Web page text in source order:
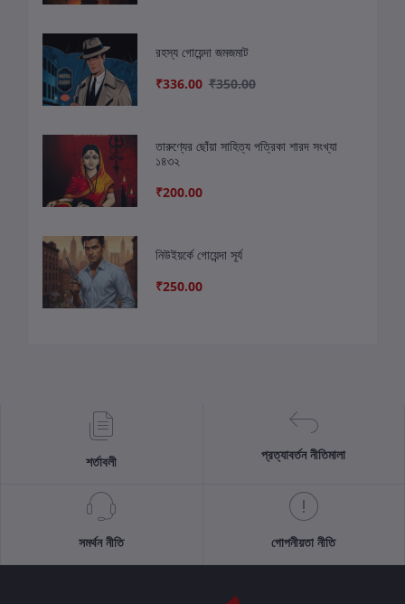
রহস্য গোয়েন্দা জমজমাট
₹336.00 ₹350.00
তারুণ্যের ছোঁয়া সাহিত্য পত্রিকা শারদ সংখ্যা
১৪৩২
₹200.00
নিউইয়র্কে গোয়েন্দা সূর্য
₹250.00
শর্তাবলী প্রত্যাবর্তন নীতিমালা
সমর্থন নীতি গোপনীয়তা নীতি